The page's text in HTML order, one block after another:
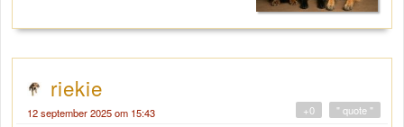
riekie
12 september 2025 om 15:43 " quote "
+0